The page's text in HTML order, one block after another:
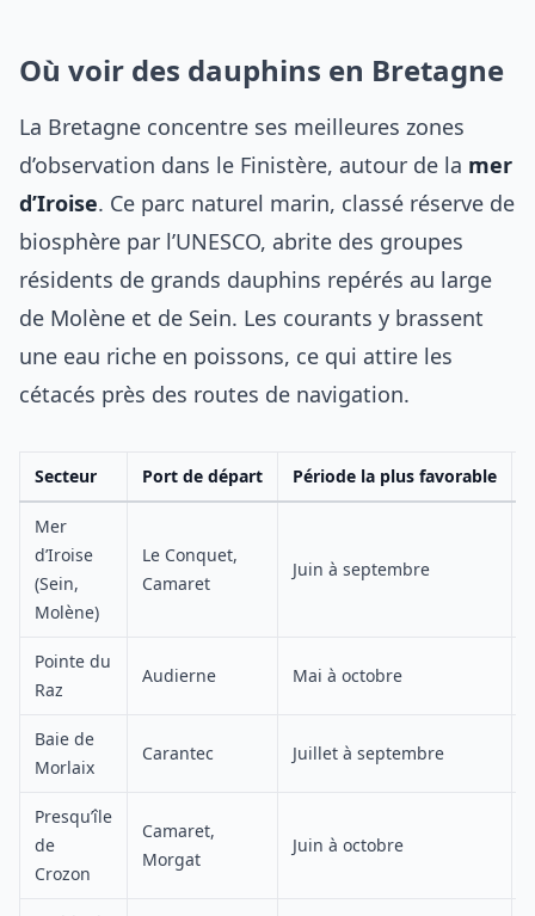
Où voir des dauphins en Bretagne
La Bretagne concentre ses meilleures zones
d’observation dans le Finistère, autour de la mer
d’Iroise. Ce parc naturel marin, classé réserve de
biosphère par l’UNESCO, abrite des groupes
résidents de grands dauphins repérés au large
de Molène et de Sein. Les courants y brassent
une eau riche en poissons, ce qui attire les
cétacés près des routes de navigation.
Secteur Port de départ Période la plus favorable
Mer
d’Iroise
(Sein,
Molène)
Le Conquet,
Camaret
Juin à septembre
Pointe du
Raz
Audierne Mai à octobre
Baie de
Morlaix
Carantec Juillet à septembre
Presqu’île
de
Crozon
Camaret,
Morgat
Juin à octobre